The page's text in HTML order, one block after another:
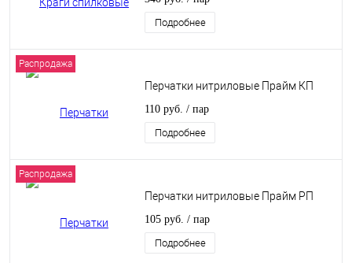
Подробнее
Распродажа
Перчатки нитриловые Прайм КП
110 руб. / пар
Подробнее
Распродажа
Перчатки нитриловые Прайм РП
105 руб. / пар
Подробнее